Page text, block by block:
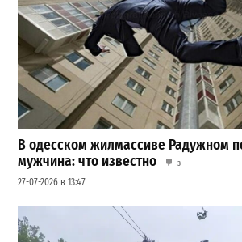
В одесском жилмассиве Радужном
мужчина: что известно
3
27-07-2026 в 13:47